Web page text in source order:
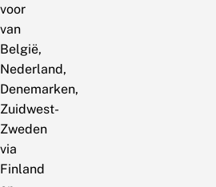
voor
van
België,
Nederland,
Denemarken,
Zuidwest-
Zweden
via
Finland